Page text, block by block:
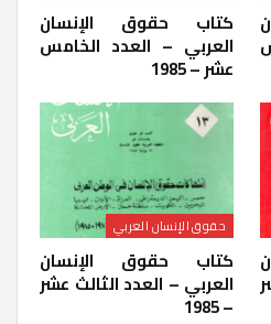
كتاب حقوق الإنسان
العربي – العدد الخامس
عشر – 1985
حقوق الإنسان العربي
كتاب حقوق الإنسان
العربي – العدد الثالث عشر
– 1985